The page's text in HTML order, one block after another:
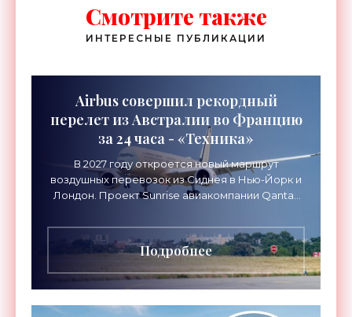
Смотрите также
ИНТЕРЕСНЫЕ ПУБЛИКАЦИИ
Airbus совершил рекордный
перелет из Австралии во Францию
за 24 часа - «Техника»
В 2027 году откроется новый маршрут
воздушных перевозок из Сиднея в Нью-Йорк и
Лондон. Проект Sunrise авиакомпании Qantas
длительностью до 24
Подробнее